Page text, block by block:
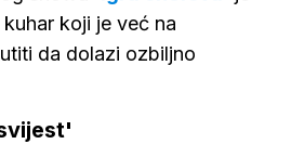
koji je već na
da dolazi ozbiljno